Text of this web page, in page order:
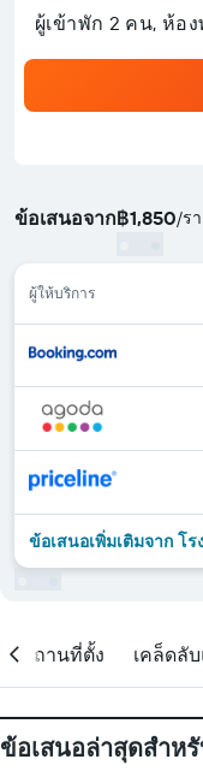
ผู้เข้าพัก 2 คน, ห้อง
ข้อเสนอจาก฿1,850/ร
ผู้ให้บริการ
ข้อเสนอเพิ่มเติมจาก โ
สถานที่ตั้ง เคล็ดลั
ข้อเสนอล่าสุดสำห